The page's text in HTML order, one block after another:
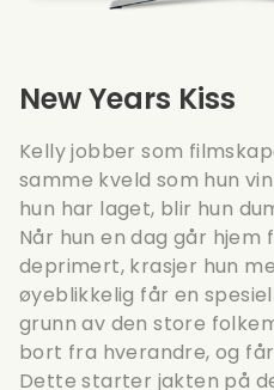
New Years Kiss
Kelly jobber som
samme kveld som hun
hun har laget, blir hun
Når hun en dag går hjem
deprimert, krasjer hun
øyeblikkelig får en
grunn av den store
bort fra hverandre, og
Dette starter jakten på